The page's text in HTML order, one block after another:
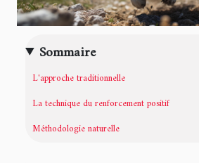
Sommaire
L'approche traditionnelle
La technique du renforcement positif
Méthodologie naturelle